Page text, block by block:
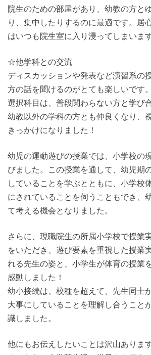
院生のための部屋があり、幼教の方と
り、集中したりするのに最適です。居
はいつも院生室に入り浸ってしまいま
☆他学科との交流
ディスカッションや発表など演習系の
方の話を聞けるのがとても楽しいです。
選択科目は、普段関わらない方と学び
幼教以外の学科の方とも仲良くなり、
きっかけになりました！
幼児の運動遊びの授業では、小学校の
びました。この授業を通して、幼児期
していることを学ぶとともに、小学校
にされていることを伺うこともでき、
て考える機会となりました。
さらに、現職院生の所属小学校で授業
をいただき、遊び要素を重視した授業
れる先生の姿と、小学生が体育の授業
感動しました！
幼小接続は、校種を超えて、先生同士
大事にしていることを理解し合うこと
識しました。
他にもお伝えしたいことは沢山ありま